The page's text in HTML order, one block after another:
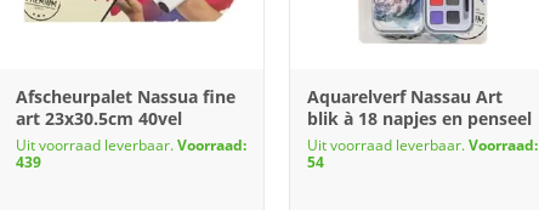
Afscheurpalet Nassua fine
art 23x30.5cm 40vel
Uit voorraad leverbaar.Voorraad:
439
Aquarelverf Nassau Art
blik à 18 napjes en penseel
Uit voorraad leverbaar.Voorraad:
54